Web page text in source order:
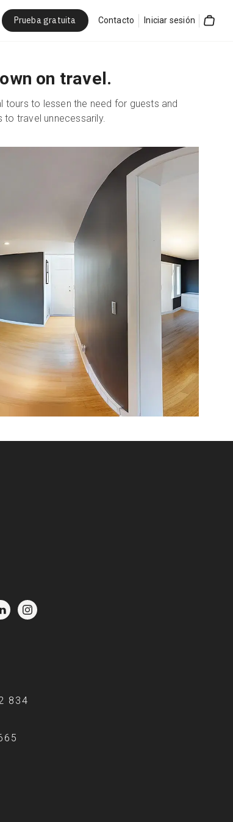
Prueba gratuita Contacto Iniciar sesión
on travel.
tours to lessen the need for guests and
to travel unnecessarily.
834